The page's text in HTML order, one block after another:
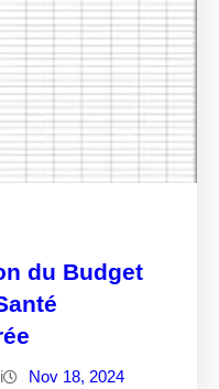
du Budget
Nov 18, 2024